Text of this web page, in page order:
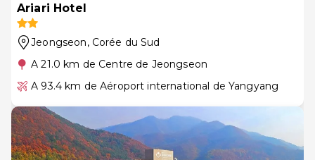
Ariari Hotel
Jeongseon, Corée du Sud
A 21.0 km de Centre de Jeongseon
A 93.4 km de Aéroport international de Yangyang